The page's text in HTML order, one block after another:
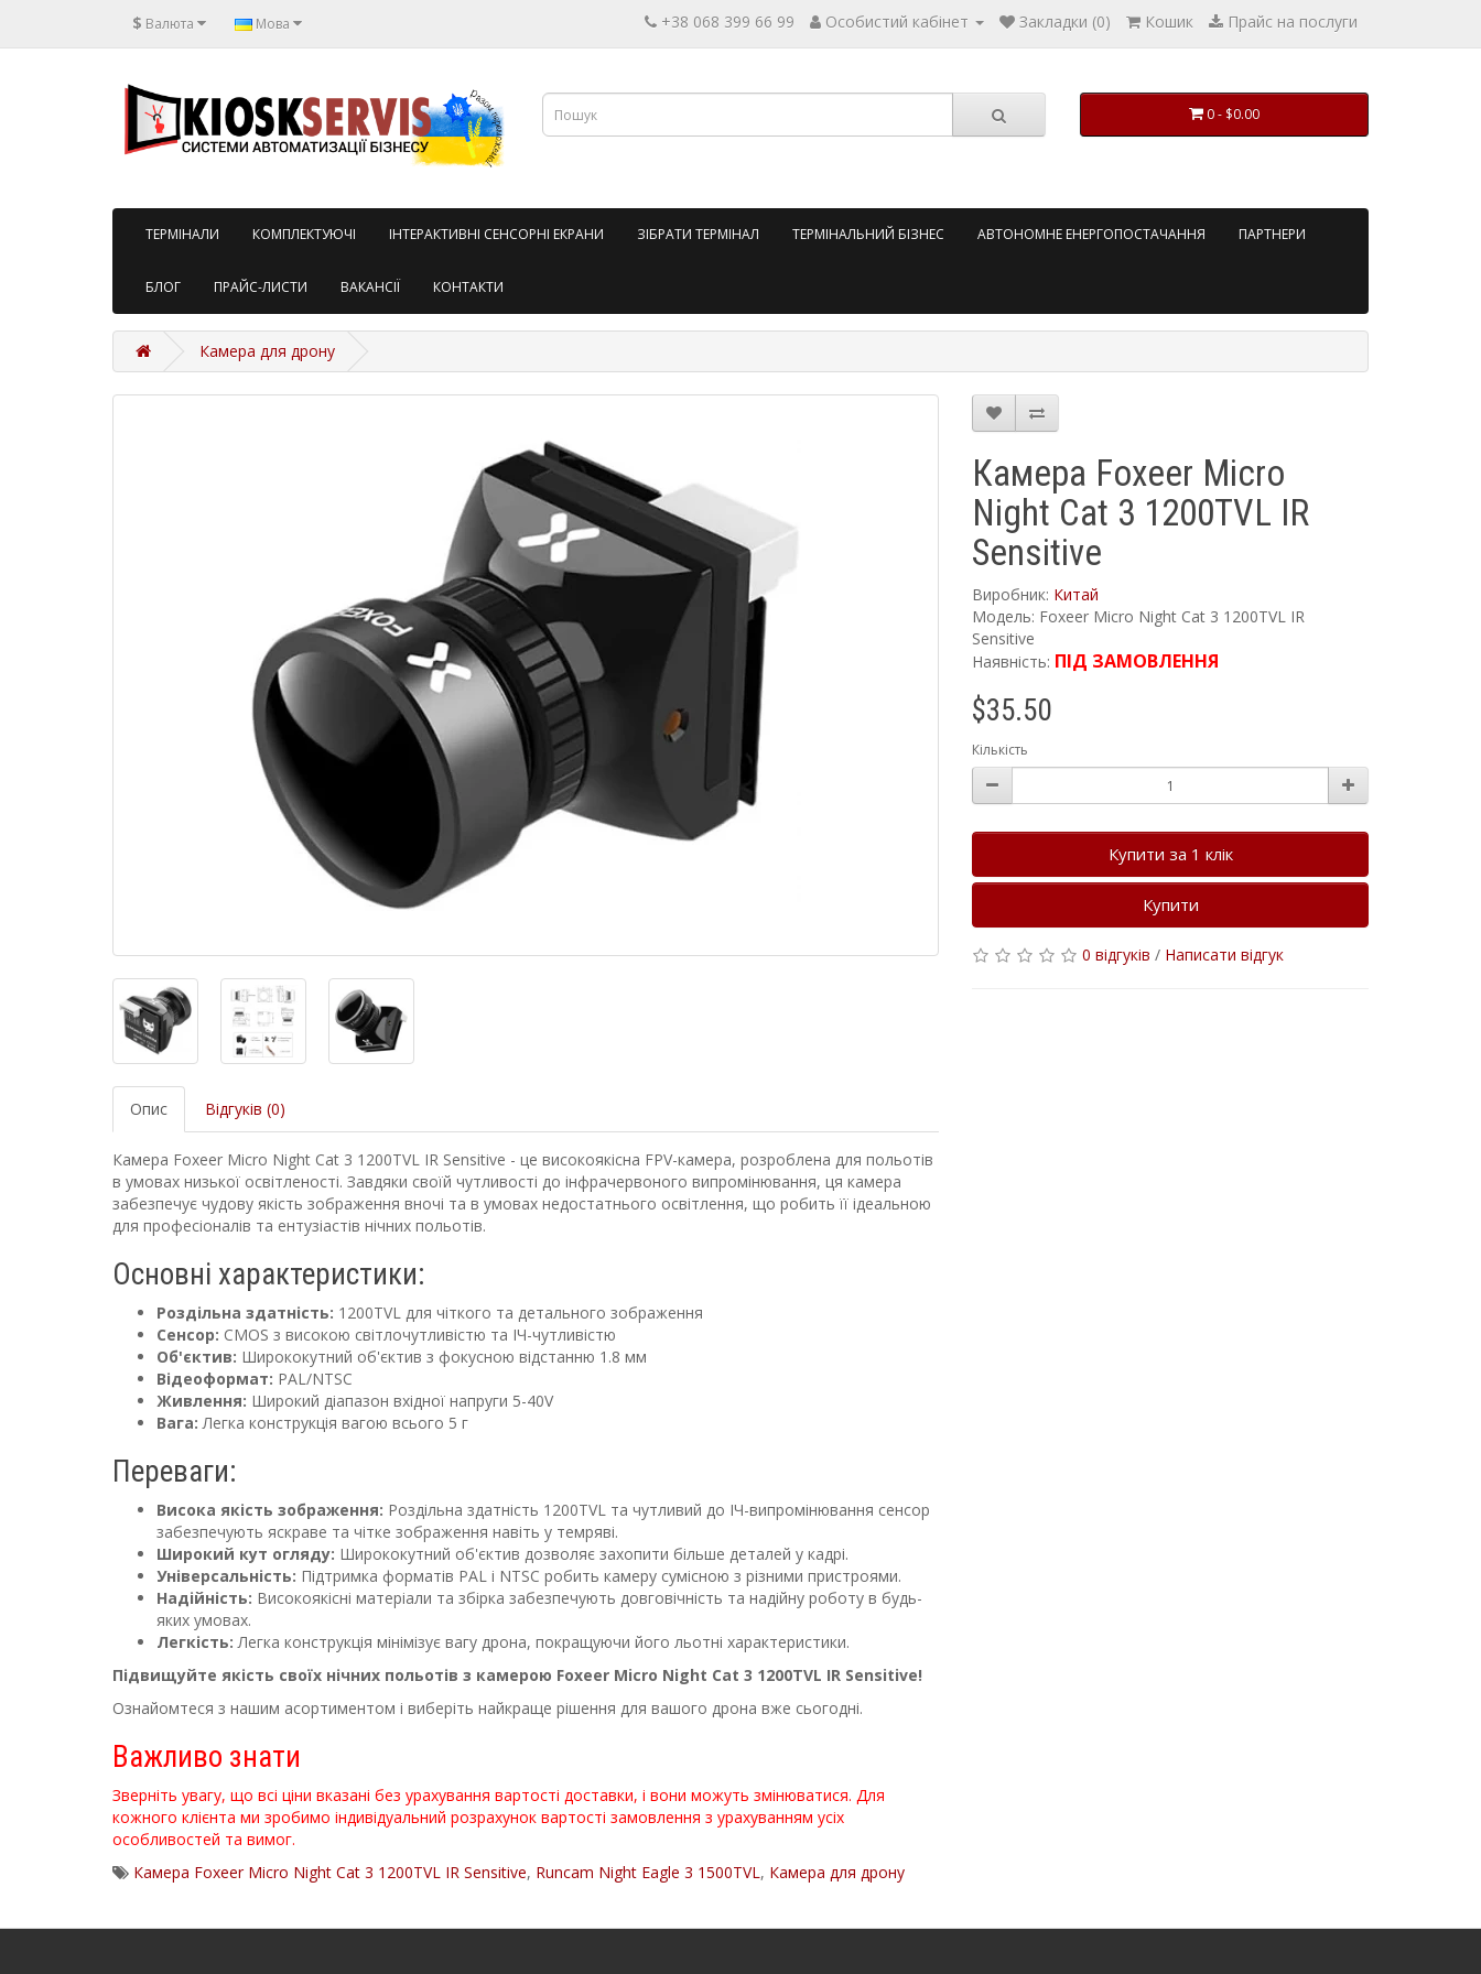
$ Валюта Мова +38 068 399 66 99 Особистий кабінет Закладки (0) Кошик Прайс на послуги
0 - $0.00
TЕРМІНАЛИ КОМПЛЕКТУЮЧІ ІНТЕРАКТИВНІ СЕНСОРНІ ЕКРАНИ ЗІБРАТИ ТЕРМІНАЛ ТЕРМІНАЛЬНИЙ БІЗНЕС АВТОНОМНЕ ЕНЕРГОПОСТАЧАННЯ ПАРТНЕРИ
БЛОГ ПРАЙС-ЛИСТИ ВАКАНСІЇ КОНТАКТИ
Камера для дрону
Опис Відгуків (0)
Камера Foxeer Micro Night Cat 3 1200TVL IR Sensitive - це високоякісна FPV-камера, розроблена для польотів
в умовах низької освітленості. Завдяки своїй чутливості до інфрачервоного випромінювання, ця камера
забезпечує чудову якість зображення вночі та в умовах недостатнього освітлення, що робить її ідеальною
для професіоналів та ентузіастів нічних польотів.
Основні характеристики:
Роздільна здатність: 1200TVL для чіткого та детального зображення
Сенсор: CMOS з високою світлочутливістю та ІЧ-чутливістю
Об'єктив: Ширококутний об'єктив з фокусною відстанню 1.8 мм
Відеоформат: PAL/NTSC
Живлення: Широкий діапазон вхідної напруги 5-40V
Вага: Легка конструкція вагою всього 5 г
Переваги:
Висока якість зображення: Роздільна здатність 1200TVL та чутливий до ІЧ-випромінювання сенсор
забезпечують яскраве та чітке зображення навіть у темряві.
Широкий кут огляду: Ширококутний об'єктив дозволяє захопити більше деталей у кадрі.
Універсальність: Підтримка форматів PAL і NTSC робить камеру сумісною з різними пристроями.
Надійність: Високоякісні матеріали та збірка забезпечують довговічність та надійну роботу в будь-
яких умовах.
Легкість: Легка конструкція мінімізує вагу дрона, покращуючи його льотні характеристики.
Підвищуйте якість своїх нічних польотів з камерою Foxeer Micro Night Cat 3 1200TVL IR Sensitive!
Ознайомтеся з нашим асортиментом і виберіть найкраще рішення для вашого дрона вже сьогодні.
Важливо знати
Зверніть увагу, що всі ціни вказані без урахування вартості доставки, і вони можуть змінюватися. Для
кожного клієнта ми зробимо індивідуальний розрахунок вартості замовлення з урахуванням усіх
особливостей та вимог.
Камера Foxeer Micro
Night Cat 3 1200TVL IR
Sensitive
Виробник: Китай
Модель: Foxeer Micro Night Cat 3 1200TVL IR
Sensitive
Наявність: ПІД ЗАМОВЛЕННЯ
$35.50
Кількість
Купити за 1 клiк
Купити
0 відгуків / Написати відгук
Камера Foxeer Micro Night Cat 3 1200TVL IR Sensitive, Runcam Night Eagle 3 1500TVL, Камера для дрону